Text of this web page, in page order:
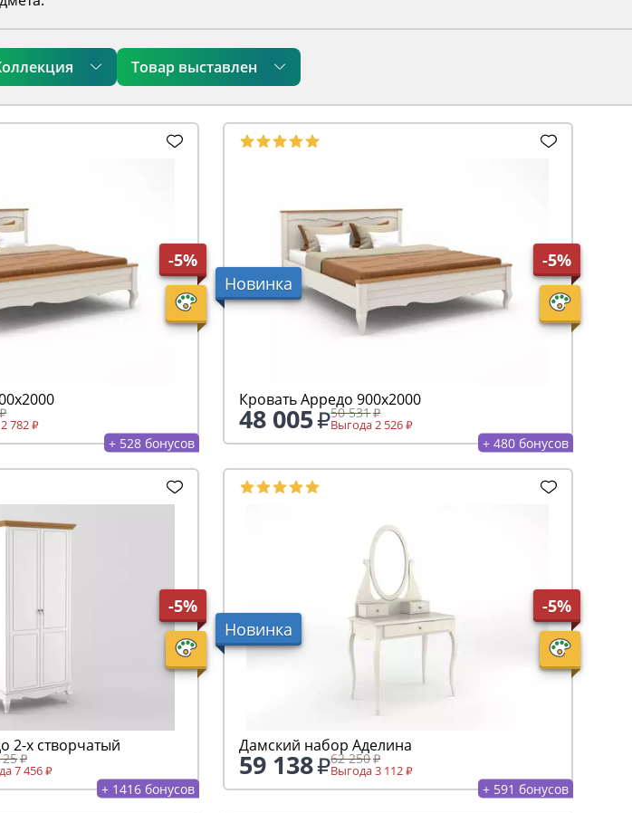
Товар выставлен
-5%
782
+ 528 бонусов
Новинка
-5%
Кровать Арредо 900х2000
48 005 50 531
Выгода 2 526
+ 480 бонусов
-5%
2-х створчатый
7 456
+ 1416 бонусов
Новинка
-5%
Дамский набор Аделина
59 138 62 250
Выгода 3 112
+ 591 бонусов